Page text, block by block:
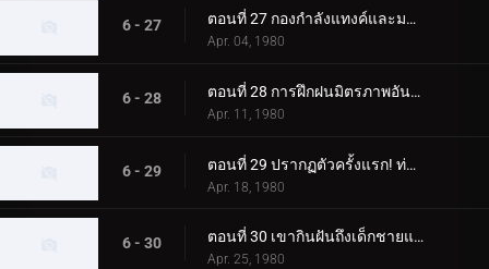
6 - 27 ตอนที่ 27 กองกำลังแทงค์และมอนสเตอร์ เจเนอเรชั่นที่ 2 เต็มกำลังของนักขี่ทั้งแปดคน
Apr. 04, 1980
6 - 28 ตอนที่ 28 การฝึกฝนมิตรภาพอันยิ่งใหญ่ของนักขี่ทั้งแปด
Apr. 11, 1980
6 - 29 ตอนที่ 29 ปรากฏตัวครั้งแรก! ท่าจบที่เสริมความแข็งแกร่งของ Skyrider
Apr. 18, 1980
6 - 30 ตอนที่ 30 เขากินฝันถึงเด็กชายแปลกหน้าที่มาจากอเมซอน
Apr. 25, 1980